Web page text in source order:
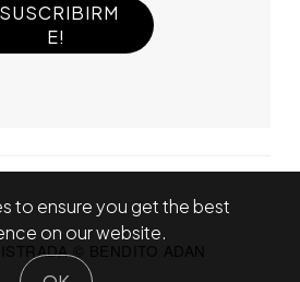
© BENDITO ADAN
to ensure you get the best
on our website.